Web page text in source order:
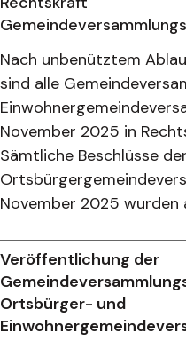
Nach unbenütztem
sind alle
November 2025 in
Sämtliche Beschlüsse der
November 2025 wurden
Veröffentlichung der
Ortsbürger- und